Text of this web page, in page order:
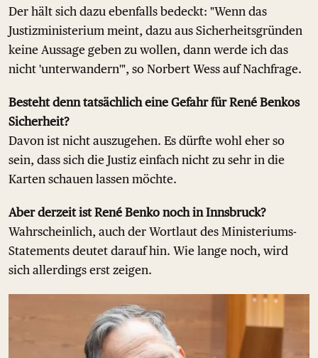
Der hält sich dazu ebenfalls bedeckt: "Wenn das
Justizministerium meint, dazu aus Sicherheitsgründen
keine Aussage geben zu wollen, dann werde ich das
nicht 'unterwandern'", so Norbert Wess auf Nachfrage.
Besteht denn tatsächlich eine Gefahr für René Benkos
Sicherheit?
Davon ist nicht auszugehen. Es dürfte wohl eher so
sein, dass sich die Justiz einfach nicht zu sehr in die
Karten schauen lassen möchte.
Aber derzeit ist René Benko noch in Innsbruck?
Wahrscheinlich, auch der Wortlaut des Ministeriums-
Statements deutet darauf hin. Wie lange noch, wird
sich allerdings erst zeigen.